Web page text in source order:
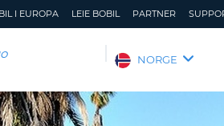
I EUROPA LEIE BOBIL PARTNER
NORGE